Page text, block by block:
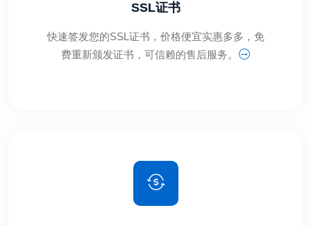
SSL证书
快速签发您的SSL证书，价格便宜实惠多多，免
费重新颁发证书，可信赖的售后服务。